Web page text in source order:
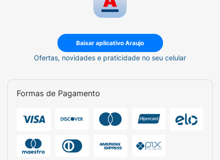
Baixar aplicativo Araujo
Ofertas, novidades e praticidade no seu celular
Formas de Pagamento